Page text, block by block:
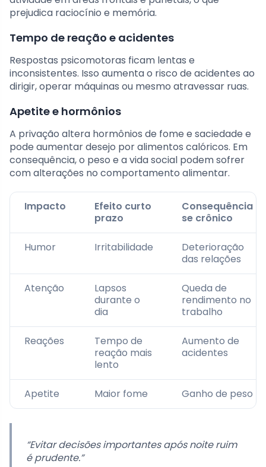
prejudica raciocínio e memória.
Tempo de reação e acidentes
Respostas psicomotoras ficam lentas e
inconsistentes. Isso aumenta o risco de acidentes ao
dirigir, operar máquinas ou mesmo atravessar ruas.
Apetite e hormônios
A privação altera hormônios de fome e saciedade e
pode aumentar desejo por alimentos calóricos. Em
consequência, o peso e a vida social podem sofrer
com alterações no comportamento alimentar.
Impacto
Efeito curto
prazo
Consequência
se crônico
Humor Irritabilidade
Deterioração
das relações
Atenção
Lapsos
durante o
dia
Queda de
rendimento no
trabalho
Reações
Tempo de
reação mais
lento
Aumento de
acidentes
Apetite Maior fome Ganho de peso
“Evitar decisões importantes após noite ruim
é prudente.”